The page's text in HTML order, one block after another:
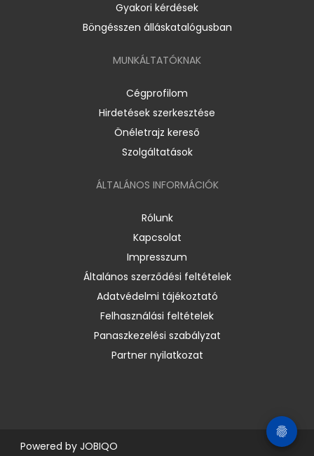
Gyakori kérdések
Böngésszen álláskatalógusban
MUNKÁLTATÓKNAK
Cégprofilom
Hirdetések szerkesztése
Önéletrajz kereső
Szolgáltatások
ÁLTALÁNOS INFORMÁCIÓK
Rólunk
Kapcsolat
Impresszum
Általános szerződési feltételek
Adatvédelmi tájékoztató
Felhasználási feltételek
Panaszkezelési szabályzat
Partner nyilatkozat
Powered by JOBIQO